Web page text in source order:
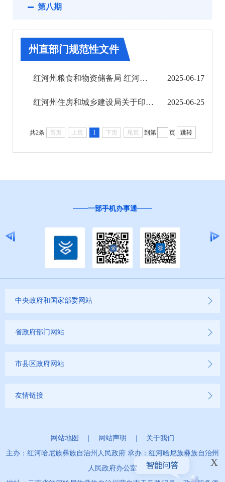
第八期
州政府办公室文件
州直部门规范性文件
县市规范性文件
第九期
第十一期
2019年
州直部门规范性文件
红河州粮食和物资储备局 红河州发展和改革委员会 红河州财政局关于印发《红河州地方政府粮食 ... 2025-06-17
红河州住房和城乡建设局关于印发红河州房屋建筑和市政基础设施工程预拌混凝土质量管理办法(试... 2025-06-25
共2条 首页 上页 1 下页 尾页 到第 页 跳转
“互联网+督查”
中央政府和国家部委网站
省政府部门网站
市县区政府网站
友情链接
网站地图 | 网站声明 | 关于我们
主办：红河哈尼族彝族自治州人民政府 承办：红河哈尼族彝族自治州
人民政府办公室
x